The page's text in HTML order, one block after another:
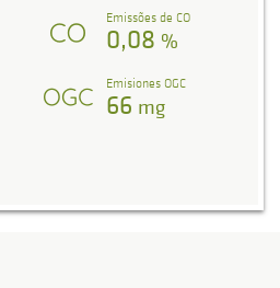
Emissões de CO
0,08 %
Emisiones OGC
66 mg